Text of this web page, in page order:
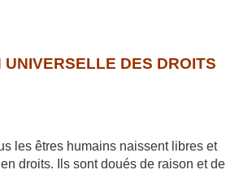
DES DROITS
les êtres humains naissent libres et
droits. Ils sont doués de raison et de